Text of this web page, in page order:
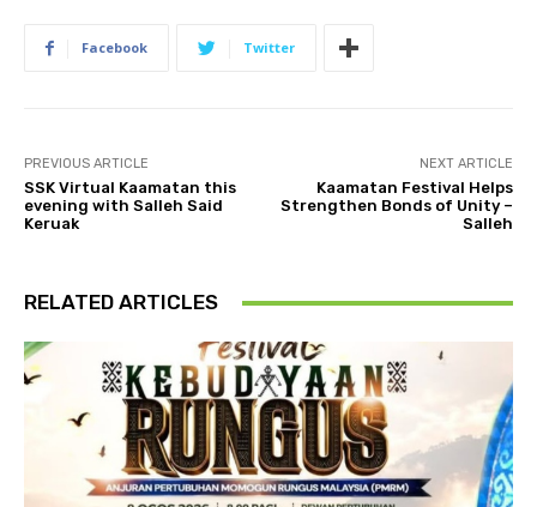
Facebook Twitter
PREVIOUS ARTICLE
SSK Virtual Kaamatan this
evening with Salleh Said
Keruak
NEXT ARTICLE
Kaamatan Festival Helps
Strengthen Bonds of Unity –
Salleh
RELATED ARTICLES